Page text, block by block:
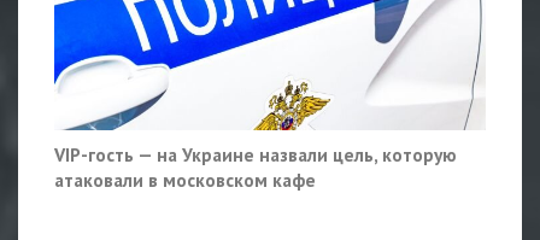
VIP-гость — на Украине назвали цель, которую
атаковали в московском кафе